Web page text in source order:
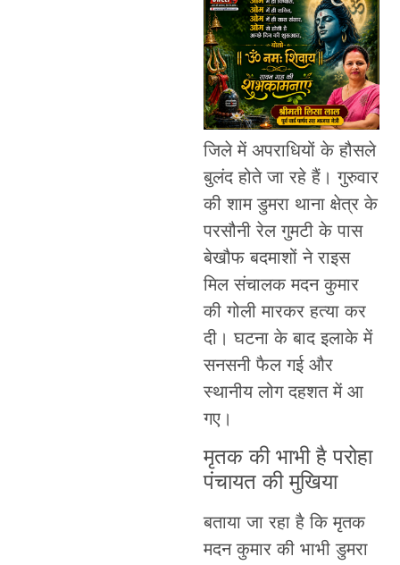
जिले में अपराधियों के हौसले
बुलंद होते जा रहे हैं। गुरुवार
की शाम डुमरा थाना क्षेत्र के
परसौनी रेल गुमटी के पास
बेखौफ बदमाशों ने राइस
मिल संचालक मदन कुमार
की गोली मारकर हत्या कर
दी। घटना के बाद इलाके में
सनसनी फैल गई और
स्थानीय लोग दहशत में आ
गए।
मृतक की भाभी है परोहा
पंचायत की मुखिया
बताया जा रहा है कि मृतक
मदन कुमार की भाभी डुमरा